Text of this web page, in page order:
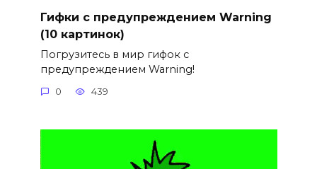
Гифки с предупреждением Warning
(10 картинок)
Погрузитесь в мир гифок с
предупреждением Warning!
0 439